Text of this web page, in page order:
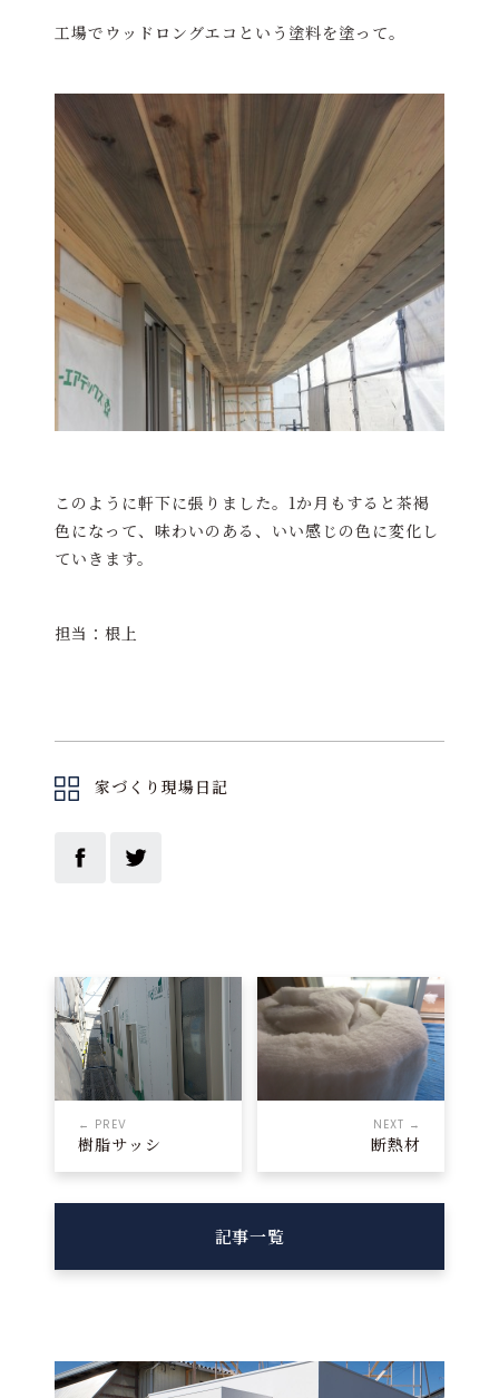
工場でウッドロングエコという塗料を塗って。
このように軒下に張りました。1か月もすると茶褐
色になって、味わいのある、いい感じの色に変化し
ていきます。
担当：根上
家づくり現場日記
← PREV
樹脂サッシ
NEXT →
断熱材
記事一覧